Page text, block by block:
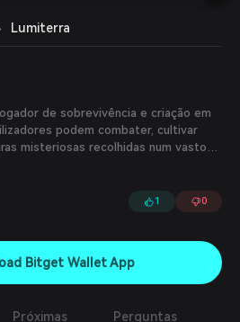
Lumiterra
de sobrevivência e criação em
podem combater, cultivar
misteriosas recolhidas num vasto
a Sodium Wallet, que utiliza as
gestão de ativos com extrema
1 0
Bitget Wallet App
Próximas
Perguntas